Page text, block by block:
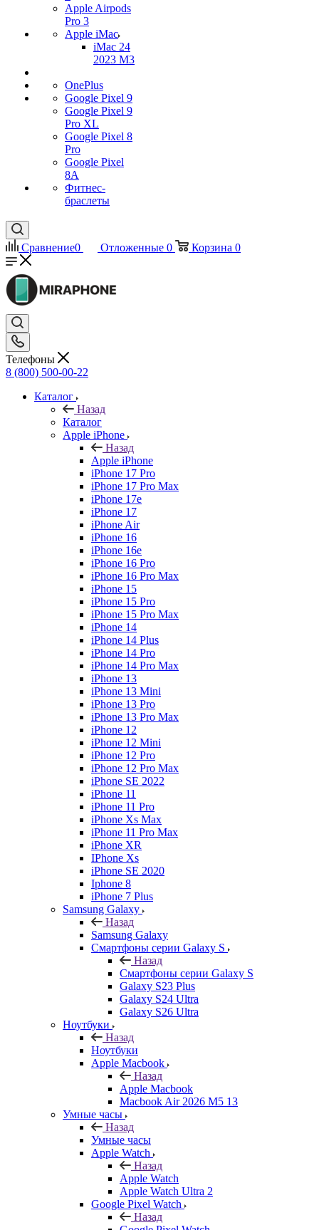
Apple Airpods
Pro 3
Apple iMac
iMac 24
2023 M3
OnePlus
Google Pixel 9
Google Pixel 9
Pro XL
Google Pixel 8
Pro
Google Pixel
8A
Фитнес-
браслеты
Сравнение0 Отложенные 0 Корзина 0
Телефоны
8 (800) 500-00-22
Каталог
Назад
Каталог
Apple iPhone
Назад
Apple iPhone
iPhone 17 Pro
iPhone 17 Pro Max
iPhone 17e
iPhone 17
iPhone Air
iPhone 16
iPhone 16e
iPhone 16 Pro
iPhone 16 Pro Max
iPhone 15
iPhone 15 Pro
iPhone 15 Pro Max
iPhone 14
iPhone 14 Plus
iPhone 14 Pro
iPhone 14 Pro Max
iPhone 13
iPhone 13 Mini
iPhone 13 Pro
iPhone 13 Pro Max
iPhone 12
iPhone 12 Mini
iPhone 12 Pro
iPhone 12 Pro Max
iPhone SE 2022
iPhone 11
iPhone 11 Pro
iPhone Xs Max
iPhone 11 Pro Max
iPhone XR
IPhone Xs
iPhone SE 2020
Iphone 8
iPhone 7 Plus
Samsung Galaxy
Назад
Samsung Galaxy
Смартфоны серии Galaxy S
Назад
Смартфоны серии Galaxy S
Galaxy S23 Plus
Galaxy S24 Ultra
Galaxy S26 Ultra
Ноутбуки
Назад
Ноутбуки
Apple Macbook
Назад
Apple Macbook
Macbook Air 2026 M5 13
Умные часы
Назад
Умные часы
Apple Watch
Назад
Apple Watch
Apple Watch Ultra 2
Google Pixel Watch
Назад